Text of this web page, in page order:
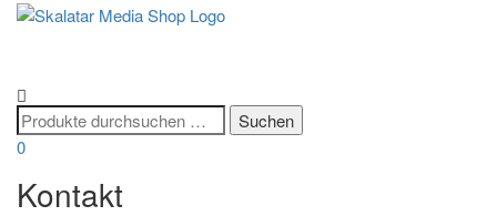
0
Kontakt